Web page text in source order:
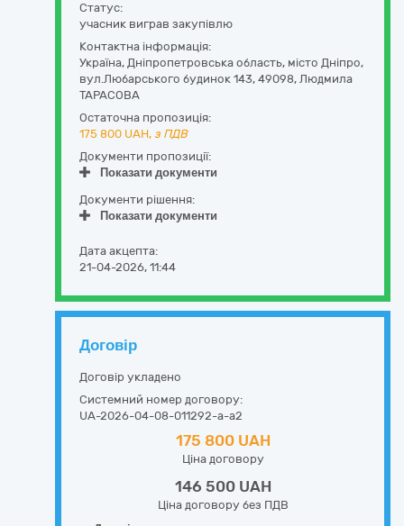
Статус:
учасник виграв закупівлю
Контактна інформація:
Україна, Дніпропетровська область, місто Дніпро,
вул.Любарського будинок 143, 49098, Людмила
ТАРАСОВА
Остаточна пропозиція:
175 800 UAH, з ПДВ
Документи пропозиції:
Показати документи
Документи рішення:
Показати документи
Дата акцепта:
21-04-2026, 11:44
Договір
Договір укладено
Системний номер договору:
UA-2026-04-08-011292-a-a2
175 800 UAH
Ціна договору
146 500 UAH
Ціна договору без ПДВ